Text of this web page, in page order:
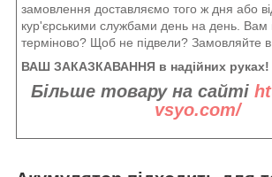
замовлення доставляємо того ж дня або
кур'єрськими службами день на день. Вам
терміново? Щоб не підвели? Замовляйте
ВАШ ЗАКАЗКАВАННЯ в надійних руках!
Більше товару на сайті
vsyo.com/